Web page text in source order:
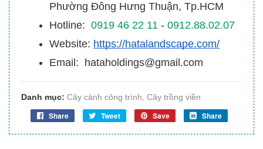
Phường Đông Hưng Thuận, Tp.HCM
Hotline: 0919 46 22 11 - 0912.88.02.07
Website: https://hatalandscape.com/
Email: hataholdings@gmail.com
Danh mục: Cây cảnh công trình, Cây trồng viền
Share Tweet Save Share